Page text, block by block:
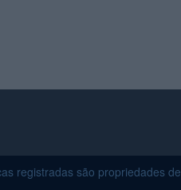
registradas são propriedades de